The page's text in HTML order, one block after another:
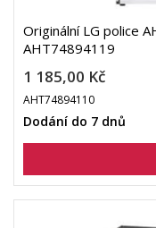
Originální LG police
AHT74894119
1 185,00 Kč
AHT74894110
Dodání do 7 dnů